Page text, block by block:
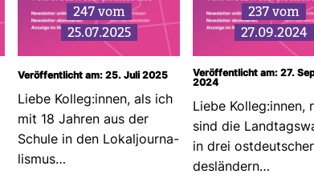
247 vom
25.07.2025
Veröffentlicht am: 25. Juli 2025
Liebe Kolleg:innen, als ich
mit 18 Jahren aus der
Schule in den Lokal­jour­na­
lismus…
237 vom
27.09.2024
Veröffentlicht am: 27.
2024
Liebe Kolleg:innen,
sind die
in drei
des­län­dern…